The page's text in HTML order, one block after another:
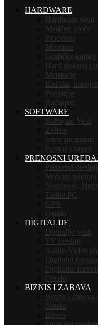
HARDWARE
Hardware vesti
Matične ploče
Procesori
Monitori
Grafičke kartice
Hard diskovi i
Memorije
Kućišta,
Periferije
Računari
SOFTWARE
Software Vesti
Zaštita
Izbor programa
Pomoć i saveti
PRENOSNI
Prenosni
Mobilni telefoni
Notebook,
Tablet PC
GPS
Ostalo
DIGITALIJE
Digitalije vesti
TV uređaji
Audio-Video
Digitalni
Digitalne
Ostalo
BIZNIS I ZABAVA
Biznis i zabava
Nauka
Biznis